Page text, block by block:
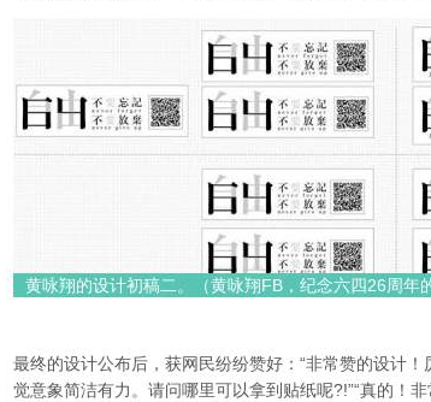
黄咏翔的设计初稿二。（黄咏翔FB，纪念六四26周年
最终的设计公布后，获网民纷纷赞好：“非常赞的设计
觉意象简洁有力。请问哪里可以拿到贴纸呢?!”“真的！